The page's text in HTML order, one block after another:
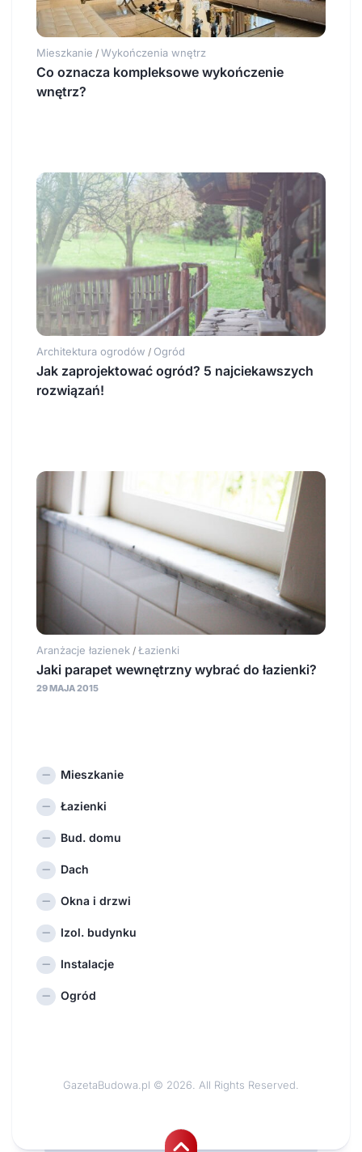
Mieszkanie / Wykończenia wnętrz
Co oznacza kompleksowe wykończenie
wnętrz?
Architektura ogrodów / Ogród
Jak zaprojektować ogród? 5 najciekawszych
rozwiązań!
Aranżacje łazienek / Łazienki
Jaki parapet wewnętrzny wybrać do łazienki?
29 MAJA 2015
Mieszkanie
Łazienki
Bud. domu
Dach
Okna i drzwi
Izol. budynku
Instalacje
Ogród
GazetaBudowa.pl © 2026. All Rights Reserved.